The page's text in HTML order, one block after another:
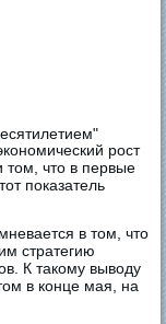
рост
том, что в первые
показатель
в том, что
стратегию
К такому выводу
в конце мая, на